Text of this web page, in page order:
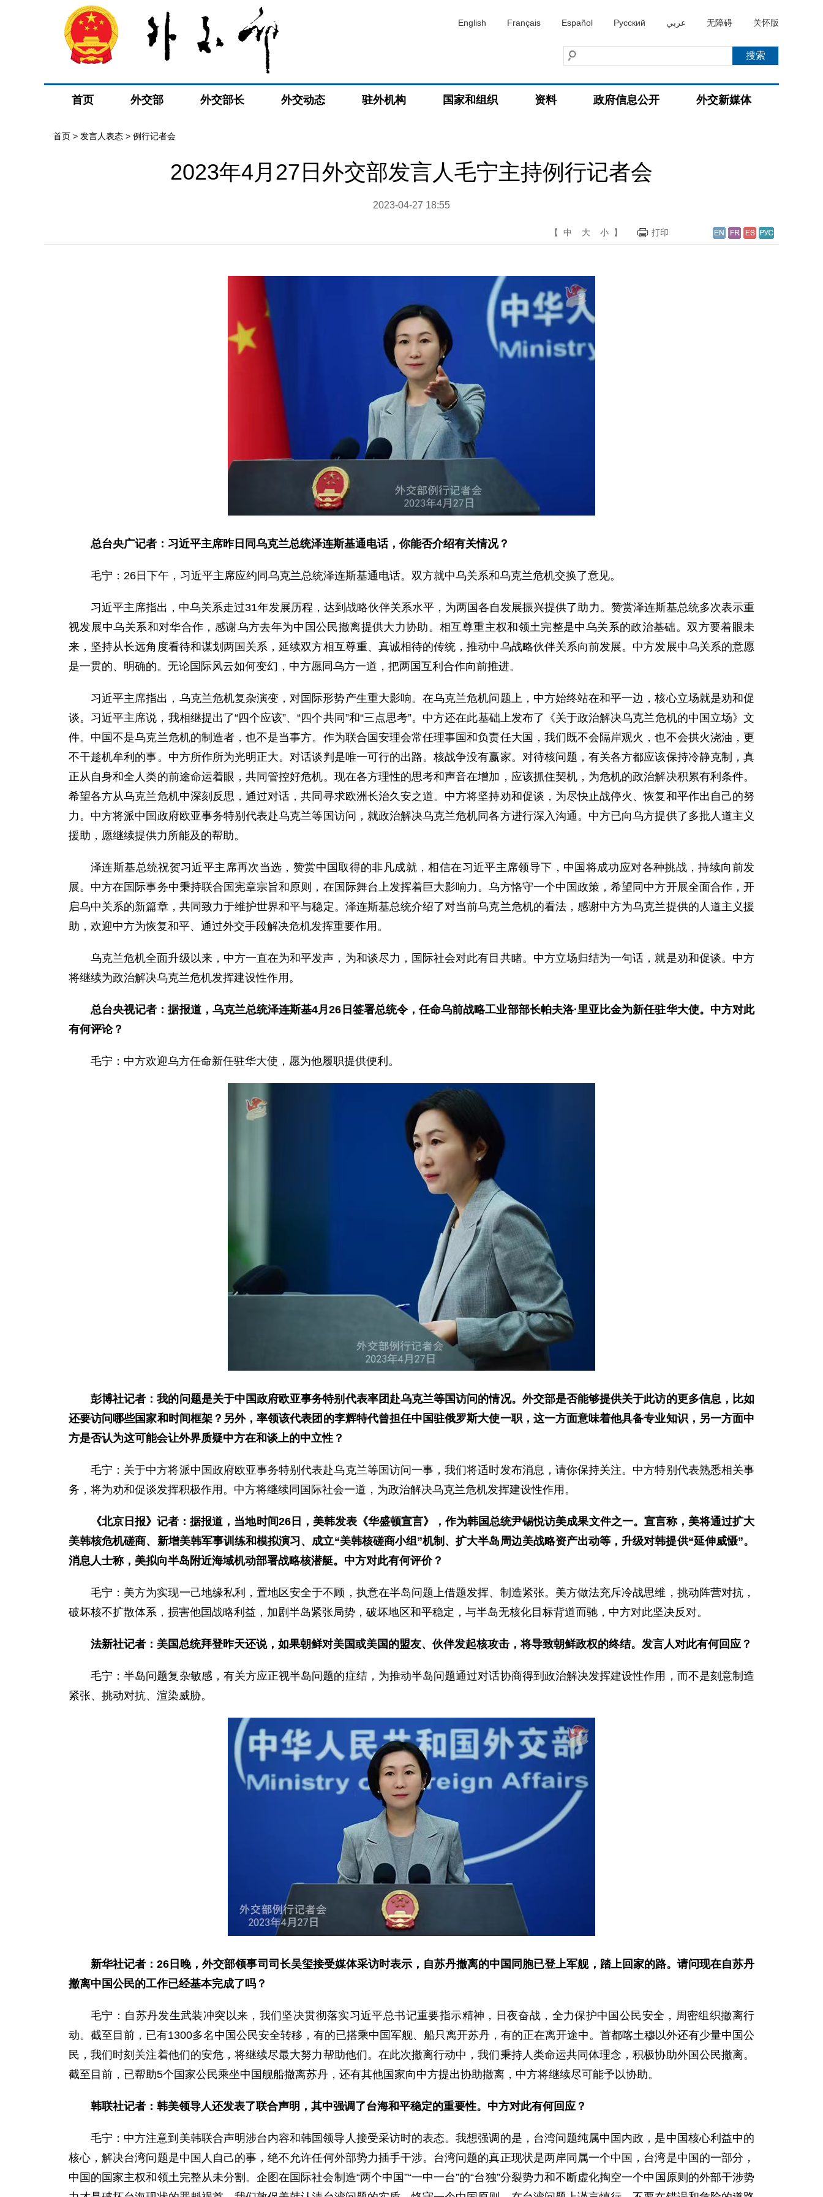
English Français Español Русский عربي 无障碍 关怀版
首页 外交部 外交部长 外交动态 驻外机构 国家和组织 资料 政府信息公开 外交新媒体
首页 > 发言人表态 > 例行记者会
2023年4月27日外交部发言人毛宁主持例行记者会
2023-04-27 18:55
【 中 大 小 】 打印
总台央广记者：习近平主席昨日同乌克兰总统泽连斯基通电话，你能否介绍有关情况？
毛宁：26日下午，习近平主席应约同乌克兰总统泽连斯基通电话。双方就中乌关系和乌克兰危机交换了意见。
习近平主席指出，中乌关系走过31年发展历程，达到战略伙伴关系水平，为两国各自发展振兴提供了助力。赞赏泽连斯基总统多次表示重
视发展中乌关系和对华合作，感谢乌方去年为中国公民撤离提供大力协助。相互尊重主权和领土完整是中乌关系的政治基础。双方要着眼未
来，坚持从长远角度看待和谋划两国关系，延续双方相互尊重、真诚相待的传统，推动中乌战略伙伴关系向前发展。中方发展中乌关系的意愿
是一贯的、明确的。无论国际风云如何变幻，中方愿同乌方一道，把两国互利合作向前推进。
习近平主席指出，乌克兰危机复杂演变，对国际形势产生重大影响。在乌克兰危机问题上，中方始终站在和平一边，核心立场就是劝和促
谈。习近平主席说，我相继提出了“四个应该”、“四个共同”和“三点思考”。中方还在此基础上发布了《关于政治解决乌克兰危机的中国立场》文
件。中国不是乌克兰危机的制造者，也不是当事方。作为联合国安理会常任理事国和负责任大国，我们既不会隔岸观火，也不会拱火浇油，更
不干趁机牟利的事。中方所作所为光明正大。对话谈判是唯一可行的出路。核战争没有赢家。对待核问题，有关各方都应该保持冷静克制，真
正从自身和全人类的前途命运着眼，共同管控好危机。现在各方理性的思考和声音在增加，应该抓住契机，为危机的政治解决积累有利条件。
希望各方从乌克兰危机中深刻反思，通过对话，共同寻求欧洲长治久安之道。中方将坚持劝和促谈，为尽快止战停火、恢复和平作出自己的努
力。中方将派中国政府欧亚事务特别代表赴乌克兰等国访问，就政治解决乌克兰危机同各方进行深入沟通。中方已向乌方提供了多批人道主义
援助，愿继续提供力所能及的帮助。
泽连斯基总统祝贺习近平主席再次当选，赞赏中国取得的非凡成就，相信在习近平主席领导下，中国将成功应对各种挑战，持续向前发
展。中方在国际事务中秉持联合国宪章宗旨和原则，在国际舞台上发挥着巨大影响力。乌方恪守一个中国政策，希望同中方开展全面合作，开
启乌中关系的新篇章，共同致力于维护世界和平与稳定。泽连斯基总统介绍了对当前乌克兰危机的看法，感谢中方为乌克兰提供的人道主义援
助，欢迎中方为恢复和平、通过外交手段解决危机发挥重要作用。
乌克兰危机全面升级以来，中方一直在为和平发声，为和谈尽力，国际社会对此有目共睹。中方立场归结为一句话，就是劝和促谈。中方
将继续为政治解决乌克兰危机发挥建设性作用。
总台央视记者：据报道，乌克兰总统泽连斯基4月26日签署总统令，任命乌前战略工业部部长帕夫洛·里亚比金为新任驻华大使。中方对此
有何评论？
毛宁：中方欢迎乌方任命新任驻华大使，愿为他履职提供便利。
彭博社记者：我的问题是关于中国政府欧亚事务特别代表率团赴乌克兰等国访问的情况。外交部是否能够提供关于此访的更多信息，比如
还要访问哪些国家和时间框架？另外，率领该代表团的李辉特代曾担任中国驻俄罗斯大使一职，这一方面意味着他具备专业知识，另一方面中
方是否认为这可能会让外界质疑中方在和谈上的中立性？
毛宁：关于中方将派中国政府欧亚事务特别代表赴乌克兰等国访问一事，我们将适时发布消息，请你保持关注。中方特别代表熟悉相关事
务，将为劝和促谈发挥积极作用。中方将继续同国际社会一道，为政治解决乌克兰危机发挥建设性作用。
《北京日报》记者：据报道，当地时间26日，美韩发表《华盛顿宣言》，作为韩国总统尹锡悦访美成果文件之一。宣言称，美将通过扩大
美韩核危机磋商、新增美韩军事训练和模拟演习、成立“美韩核磋商小组”机制、扩大半岛周边美战略资产出动等，升级对韩提供“延伸威慑”。
消息人士称，美拟向半岛附近海域机动部署战略核潜艇。中方对此有何评价？
毛宁：美方为实现一己地缘私利，置地区安全于不顾，执意在半岛问题上借题发挥、制造紧张。美方做法充斥冷战思维，挑动阵营对抗，
破坏核不扩散体系，损害他国战略利益，加剧半岛紧张局势，破坏地区和平稳定，与半岛无核化目标背道而驰，中方对此坚决反对。
法新社记者：美国总统拜登昨天还说，如果朝鲜对美国或美国的盟友、伙伴发起核攻击，将导致朝鲜政权的终结。发言人对此有何回应？
毛宁：半岛问题复杂敏感，有关方应正视半岛问题的症结，为推动半岛问题通过对话协商得到政治解决发挥建设性作用，而不是刻意制造
紧张、挑动对抗、渲染威胁。
新华社记者：26日晚，外交部领事司司长吴玺接受媒体采访时表示，自苏丹撤离的中国同胞已登上军舰，踏上回家的路。请问现在自苏丹
撤离中国公民的工作已经基本完成了吗？
毛宁：自苏丹发生武装冲突以来，我们坚决贯彻落实习近平总书记重要指示精神，日夜奋战，全力保护中国公民安全，周密组织撤离行
动。截至目前，已有1300多名中国公民安全转移，有的已搭乘中国军舰、船只离开苏丹，有的正在离开途中。首都喀土穆以外还有少量中国公
民，我们时刻关注着他们的安危，将继续尽最大努力帮助他们。在此次撤离行动中，我们秉持人类命运共同体理念，积极协助外国公民撤离。
截至目前，已帮助5个国家公民乘坐中国舰船撤离苏丹，还有其他国家向中方提出协助撤离，中方将继续尽可能予以协助。
韩联社记者：韩美领导人还发表了联合声明，其中强调了台海和平稳定的重要性。中方对此有何回应？
毛宁：中方注意到美韩联合声明涉台内容和韩国领导人接受采访时的表态。我想强调的是，台湾问题纯属中国内政，是中国核心利益中的
核心，解决台湾问题是中国人自己的事，绝不允许任何外部势力插手干涉。台湾问题的真正现状是两岸同属一个中国，台湾是中国的一部分，
中国的国家主权和领土完整从未分割。企图在国际社会制造“两个中国”“一中一台”的“台独”分裂势力和不断虚化掏空一个中国原则的外部干涉势